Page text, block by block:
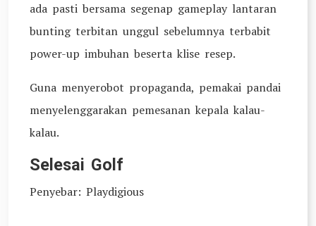
ada pasti bersama segenap gameplay lantaran
bunting terbitan unggul sebelumnya terbabit
power-up imbuhan beserta klise resep.
Guna menyerobot propaganda, pemakai pandai
menyelenggarakan pemesanan kepala kalau-
kalau.
Selesai Golf
Penyebar: Playdigious